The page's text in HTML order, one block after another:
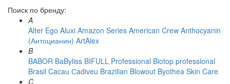
Поиск по бренду:
A
Alter Ego Aluxi Amazon Series American Crew Anthocyanin
(Антоцианин) ArtAlex
B
BABOR BaByliss BIFULL Professional Biotop professional
Brasil Cacau Сadiveu Brazilian Blowout Byothea Skin Care
C